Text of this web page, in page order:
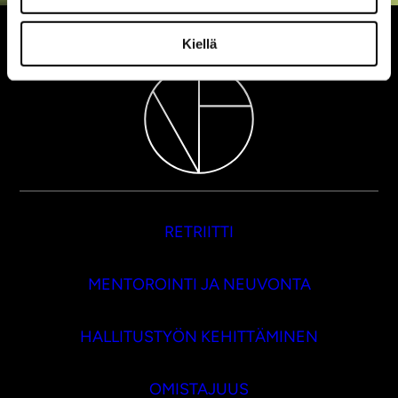
Kiellä
RETRIITTI
MENTOROINTI JA NEUVONTA
HALLITUSTYÖN KEHITTÄMINEN
OMISTAJUUS